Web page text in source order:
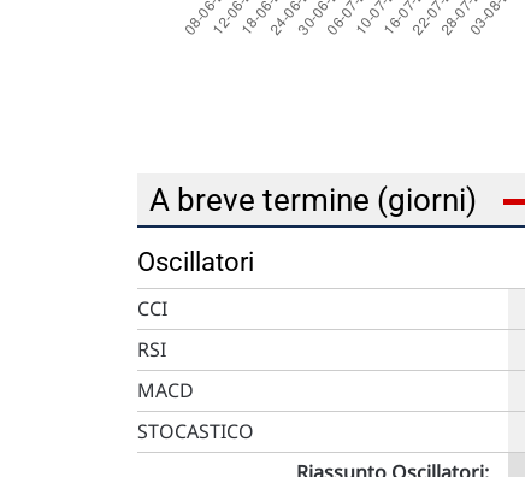
A breve termine (giorni)
Oscillatori
CCI
RSI
MACD
STOCASTICO